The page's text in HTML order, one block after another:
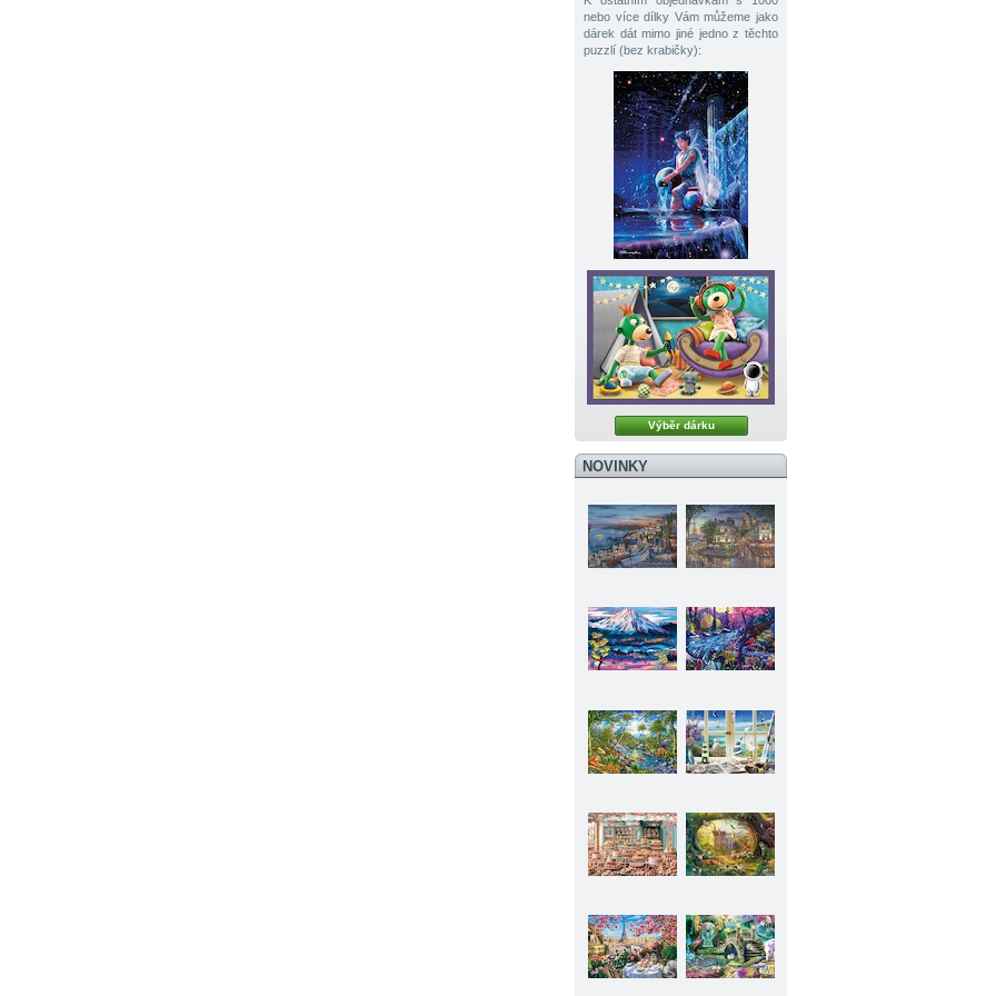
nebo více dílky Vám můžeme jako
dárek dát mimo jiné jedno z těchto
puzzlí (bez krabičky):
Výběr dárku
NOVINKY